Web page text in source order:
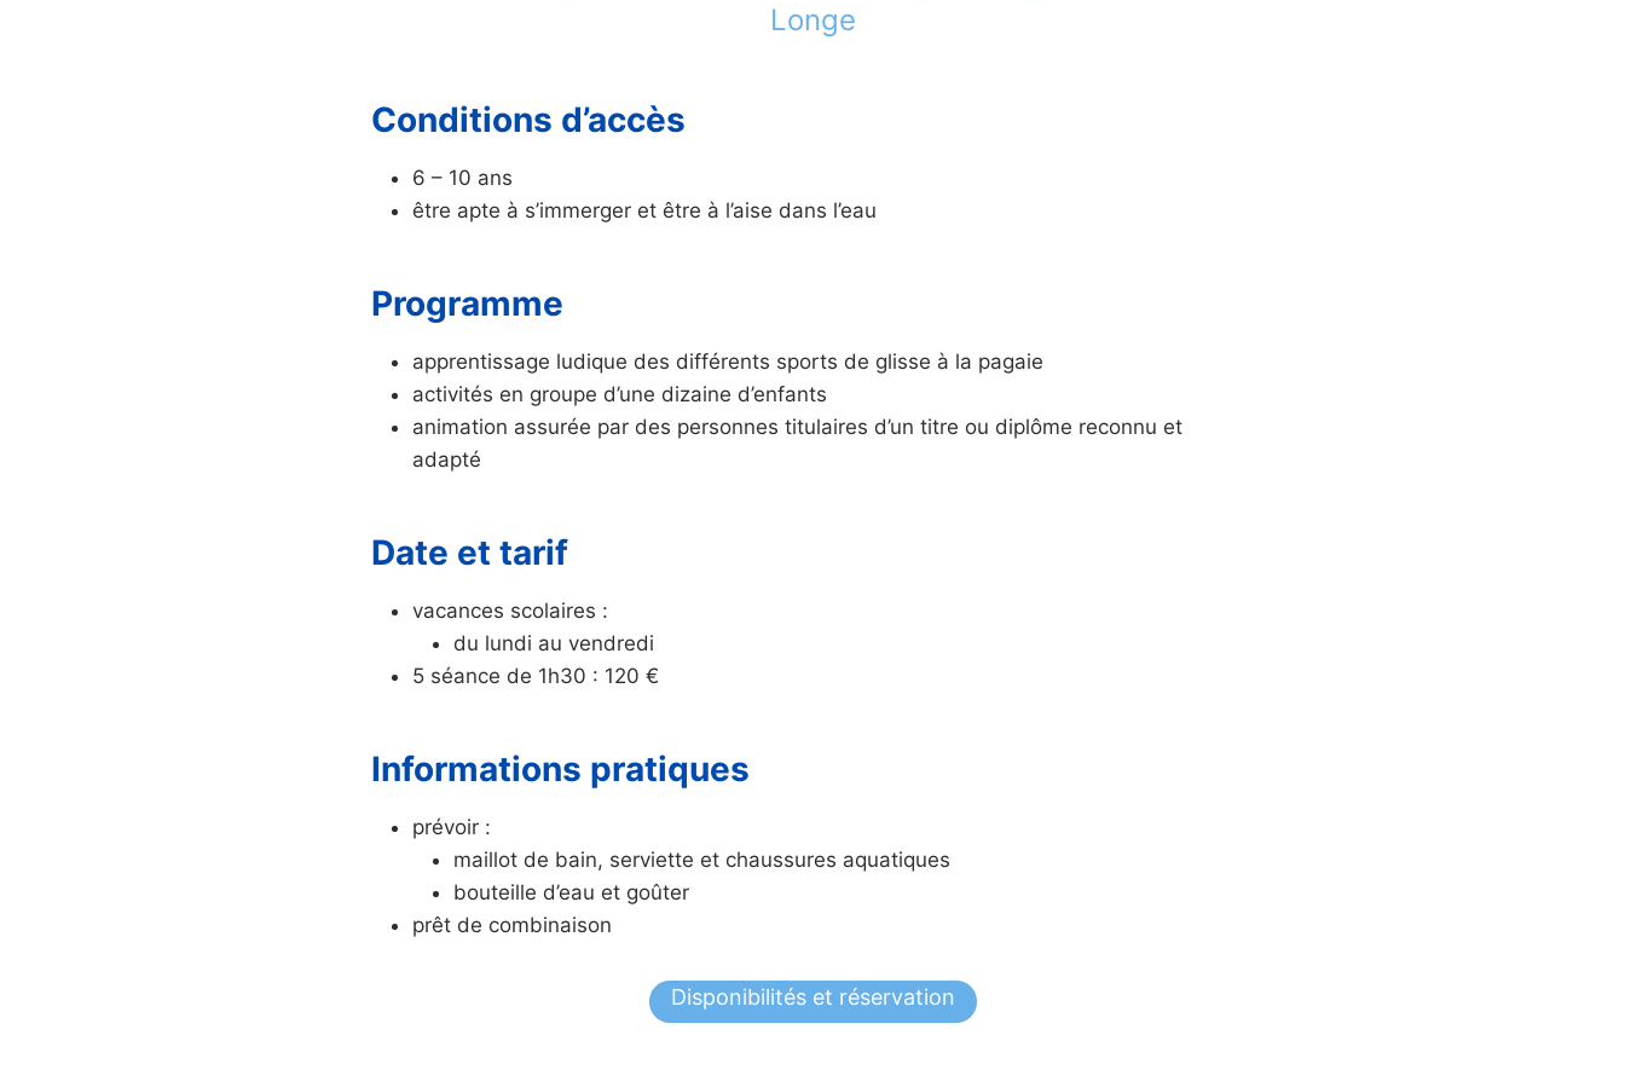
Longe
Conditions d’accès
6 – 10 ans
être apte à s’immerger et être à l’aise dans l’eau
Programme
apprentissage ludique des différents sports de glisse à la pagaie
activités en groupe d’une dizaine d’enfants
animation assurée par des personnes titulaires d’un titre ou diplôme reconnu et
adapté
Date et tarif
vacances scolaires :
du lundi au vendredi
5 séance de 1h30 : 120 €
Informations pratiques
prévoir :
maillot de bain, serviette et chaussures aquatiques
bouteille d’eau et goûter
prêt de combinaison
Disponibilités et réservation